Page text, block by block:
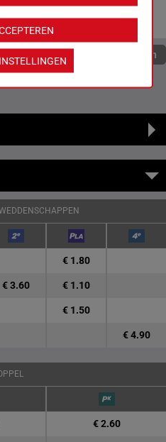
Quoteringen verversen
€ 1.80
€ 3.60 € 1.10
€ 1.50
€ 4.90
€ 2.60